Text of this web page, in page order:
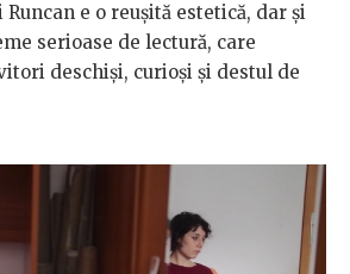
e o reușită estetică, dar și
serioase de lectură, care
deschiși, curioși și destul de